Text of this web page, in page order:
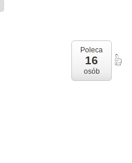
Poleca
16
osób